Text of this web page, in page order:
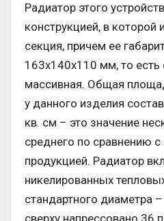
Радиатор этого
конструкцией, в которой
секция, причем ее
163х140х110 мм, то
массивная. Общая
у данного изделия
кв. см – это значение
среднего по сравнению с
продукцией. Радиатор
никелированных
стандартного диаметра